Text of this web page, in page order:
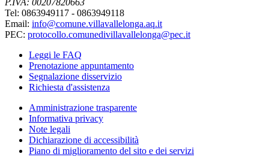
P.IVA: 00207820663
Tel: 0863949117 - 0863949118
Email: info@comune.villavallelonga.aq.it
PEC: protocollo.comunedivillavallelonga@pec.it
Leggi le FAQ
Prenotazione appuntamento
Segnalazione disservizio
Richiesta d'assistenza
Amministrazione trasparente
Informativa privacy
Note legali
Dichiarazione di accessibilità
Piano di miglioramento del sito e dei servizi